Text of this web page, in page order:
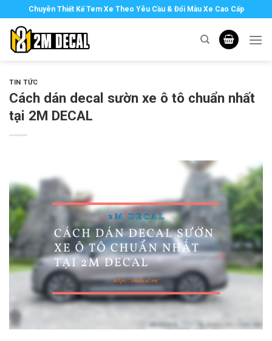
to
content
Chuyên Thiết Kế Tem Xe Theo Yêu Cầu & Đổi Màu Xe Cao Cấp
TIN TỨC
Cách dán decal sườn xe ô tô chuẩn nhất
tại 2M DECAL